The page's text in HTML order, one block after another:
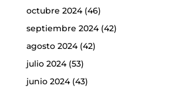
octubre 2024(46)
septiembre 2024(42)
agosto 2024(42)
julio 2024(53)
junio 2024(43)